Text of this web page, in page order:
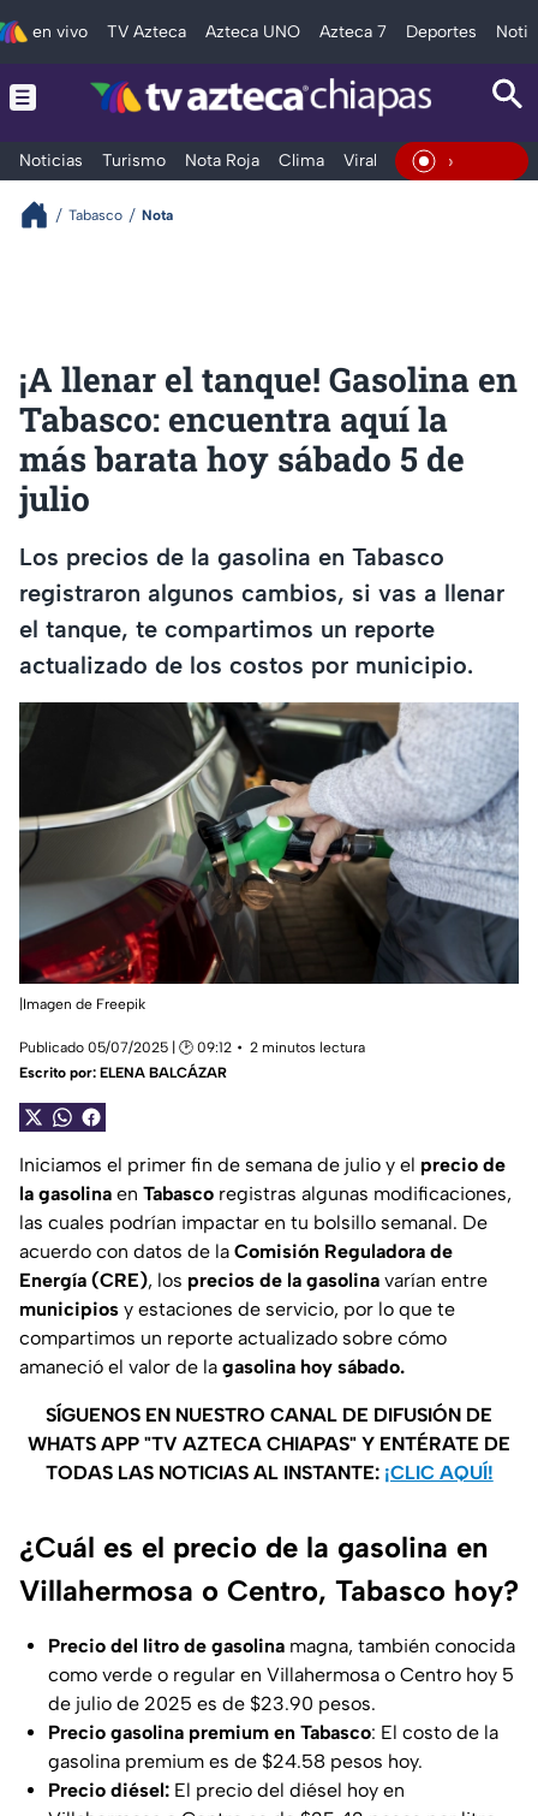
en vivo TV Azteca Azteca UNO Azteca 7 Deportes
Noticias Turismo Nota Roja Clima Viral y Tendencia En Vivo
Tabasco Nota
¡A llenar el tanque! Gasolina en
Tabasco: encuentra aquí la
más barata hoy sábado 5 de
julio
Los precios de la gasolina en Tabasco
registraron algunos cambios, si vas a llenar
el tanque, te compartimos un reporte
actualizado de los costos por municipio.
|Imagen de Freepik
Publicado 05/07/2025 | 🕑 09:12
2 minutos lectura
Escrito por: ELENA BALCÁZAR
Iniciamos el primer fin de semana de julio y el precio de
la gasolina en Tabasco registras algunas modificaciones,
las cuales podrían impactar en tu bolsillo semanal. De
acuerdo con datos de la Comisión Reguladora de
Energía (CRE), los precios de la gasolina varían entre
municipios y estaciones de servicio, por lo que te
compartimos un reporte actualizado sobre cómo
amaneció el valor de la gasolina hoy sábado.
SÍGUENOS EN NUESTRO CANAL DE DIFUSIÓN DE
WHATS APP "TV AZTECA CHIAPAS" Y ENTÉRATE DE
TODAS LAS NOTICIAS AL INSTANTE: ¡CLIC AQUÍ!
¿Cuál es el precio de la gasolina en
Villahermosa o Centro, Tabasco hoy?
Precio del litro de gasolina magna, también conocida
como verde o regular en Villahermosa o Centro hoy 5
de julio de 2025 es de $23.90 pesos.
Precio gasolina premium en Tabasco: El costo de la
gasolina premium es de $24.58 pesos hoy.
Precio diésel: El precio del diésel hoy en